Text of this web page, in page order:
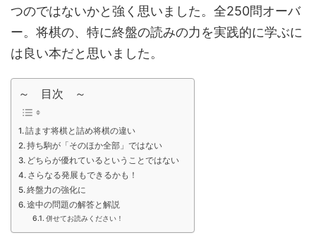
つのではないかと強く思いました。全250問オーバ
ー。将棋の、特に終盤の読みの力を実践的に学ぶに
は良い本だと思いました。
～ 目次 ～
詰ます将棋と詰め将棋の違い
持ち駒が「そのほか全部」ではない
どちらが優れているということではない
さらなる発展もできるかも！
終盤力の強化に
途中の問題の解答と解説
併せてお読みください！